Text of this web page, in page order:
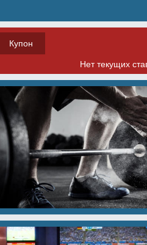
Купон
Нет текущих